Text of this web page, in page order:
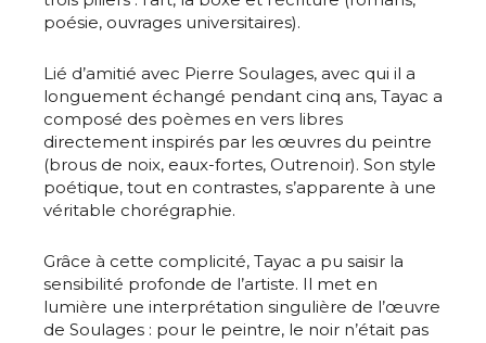
poésie, ouvrages universitaires).
Lié d’amitié avec Pierre Soulages, avec qui il a
longuement échangé pendant cinq ans, Tayac a
composé des poèmes en vers libres
directement inspirés par les œuvres du peintre
(brous de noix, eaux-fortes, Outrenoir). Son style
poétique, tout en contrastes, s’apparente à une
véritable chorégraphie.
Grâce à cette complicité, Tayac a pu saisir la
sensibilité profonde de l’artiste. Il met en
lumière une interprétation singulière de l’œuvre
de Soulages : pour le peintre, le noir n’était pas